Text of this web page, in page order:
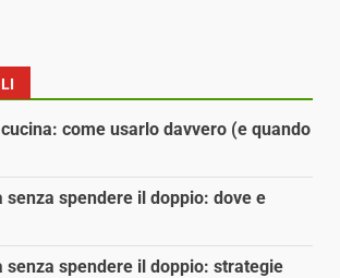
come usarlo davvero (e quando
senza spendere il doppio: dove e
senza spendere il doppio: strategie